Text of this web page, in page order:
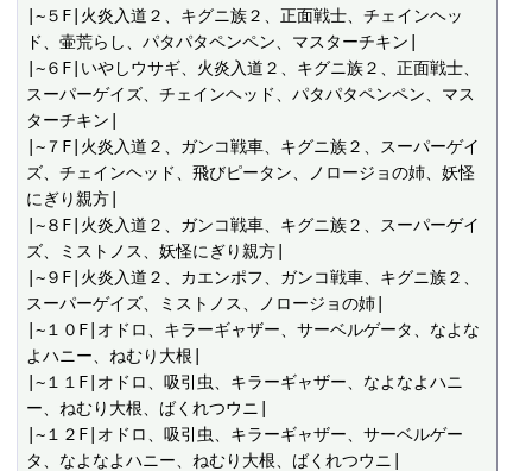
|~５F|火炎入道２、キグニ族２、正面戦士、チェインヘッ
ド、壷荒らし、パタパタペンペン、マスターチキン|
|~６F|いやしウサギ、火炎入道２、キグニ族２、正面戦士、
スーパーゲイズ、チェインヘッド、パタパタペンペン、マス
ターチキン|
|~７F|火炎入道２、ガンコ戦車、キグニ族２、スーパーゲイ
ズ、チェインヘッド、飛びピータン、ノロージョの姉、妖怪
にぎり親方|
|~８F|火炎入道２、ガンコ戦車、キグニ族２、スーパーゲイ
ズ、ミストノス、妖怪にぎり親方|
|~９F|火炎入道２、カエンポフ、ガンコ戦車、キグニ族２、
スーパーゲイズ、ミストノス、ノロージョの姉|
|~１０F|オドロ、キラーギャザー、サーベルゲータ、なよな
よハニー、ねむり大根|
|~１１F|オドロ、吸引虫、キラーギャザー、なよなよハニ
ー、ねむり大根、ばくれつウニ|
|~１２F|オドロ、吸引虫、キラーギャザー、サーベルゲー
タ、なよなよハニー、ねむり大根、ばくれつウニ|